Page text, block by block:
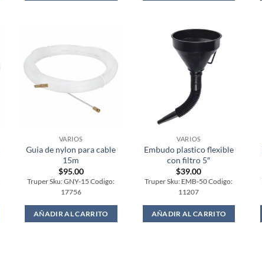
VARIOS
Guia de nylon para cable
15m
$95.00
Truper Sku: GNY-15 Codigo:
17756
AÑADIR AL CARRITO
VARIOS
Embudo plastico flexible
con filtro 5″
$39.00
Truper Sku: EMB-50 Codigo:
11207
AÑADIR AL CARRITO